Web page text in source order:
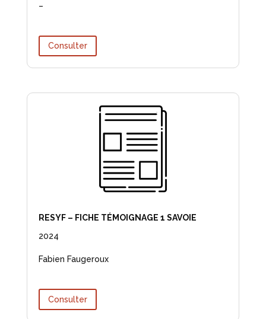
–
Consulter
RESYF – FICHE TÉMOIGNAGE 1 SAVOIE
2024
Fabien Faugeroux
Consulter